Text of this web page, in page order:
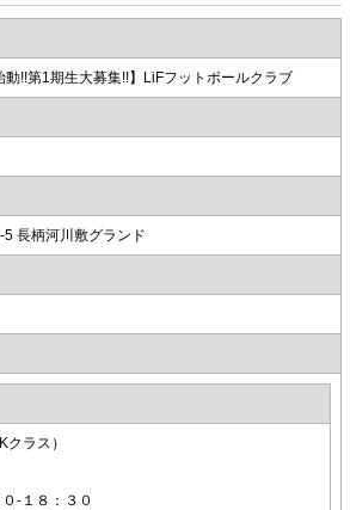
動!!第1期生大募集!!】LiFフットボールクラブ
長柄河川敷グランド
ラス）
-１８：３０